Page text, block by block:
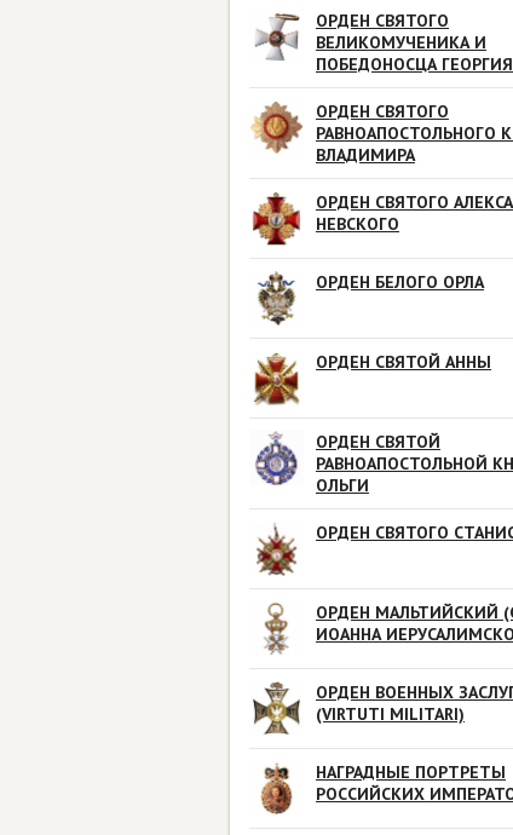
ОРДЕН СВЯТОГО
ВЕЛИКОМУЧЕНИКА И
ПОБЕДОНОСЦА ГЕОРГИЯ
ОРДЕН СВЯТОГО
РАВНОАПОСТОЛЬНОГО
ВЛАДИМИРА
ОРДЕН СВЯТОГО
НЕВСКОГО
ОРДЕН БЕЛОГО ОРЛА
ОРДЕН СВЯТОЙ АННЫ
ОРДЕН СВЯТОЙ
РАВНОАПОСТОЛЬНОЙ
ОЛЬГИ
ОРДЕН СВЯТОГО
ОРДЕН МАЛЬТИЙСКИЙ
ИОАННА
ОРДЕН ВОЕННЫХ
(VIRTUTI MILITARI)
НАГРАДНЫЕ ПОРТРЕТЫ
РОССИЙСКИХ